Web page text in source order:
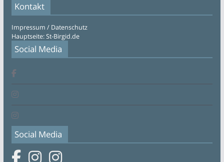
Kontakt
Impressum / Datenschutz
Hauptseite: St-Birgid.de
Social Media
Social Media